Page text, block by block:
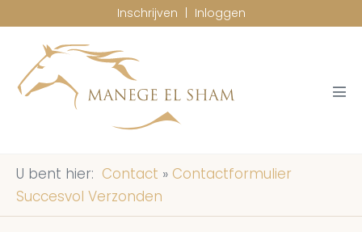
naar
inhoud
Inschrijven Inloggen
Contact » Contactformulier
Succesvol Verzonden